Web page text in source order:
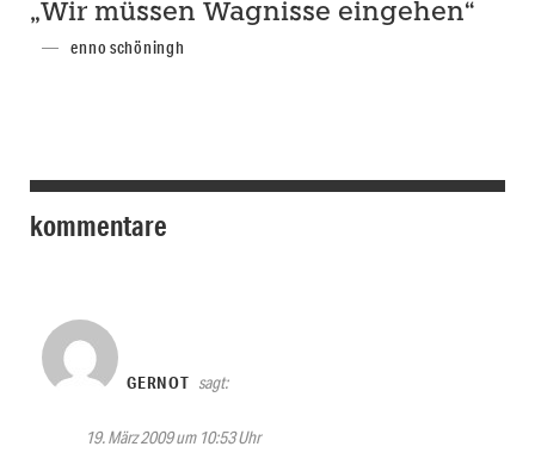
„Wir müssen Wagnisse eingehen“
enno schöningh
kommentare
GERNOT sagt:
19. März 2009 um 10:53 Uhr